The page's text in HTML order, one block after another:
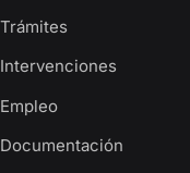
Trámites
Intervenciones
Empleo
Documentación